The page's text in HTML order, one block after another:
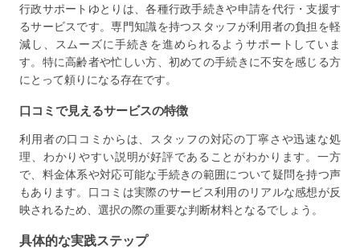
行政サポートゆとりは、各種行政手続きや申請を代行・支援す
るサービスです。専門知識を持つスタッフが利用者の負担を軽
減し、スムーズに手続きを進められるようサポートしていま
す。特に高齢者や忙しい方、初めての手続きに不安を感じる方
にとって頼りになる存在です。
口コミで見えるサービスの特徴
利用者の口コミからは、スタッフの対応の丁寧さや迅速な処
理、わかりやすい説明が好評であることがわかります。一方
で、料金体系や対応可能な手続きの範囲について疑問を持つ声
もあります。口コミは実際のサービス利用のリアルな感想が反
映されるため、選択の際の重要な判断材料となるでしょう。
具体的な実践ステップ